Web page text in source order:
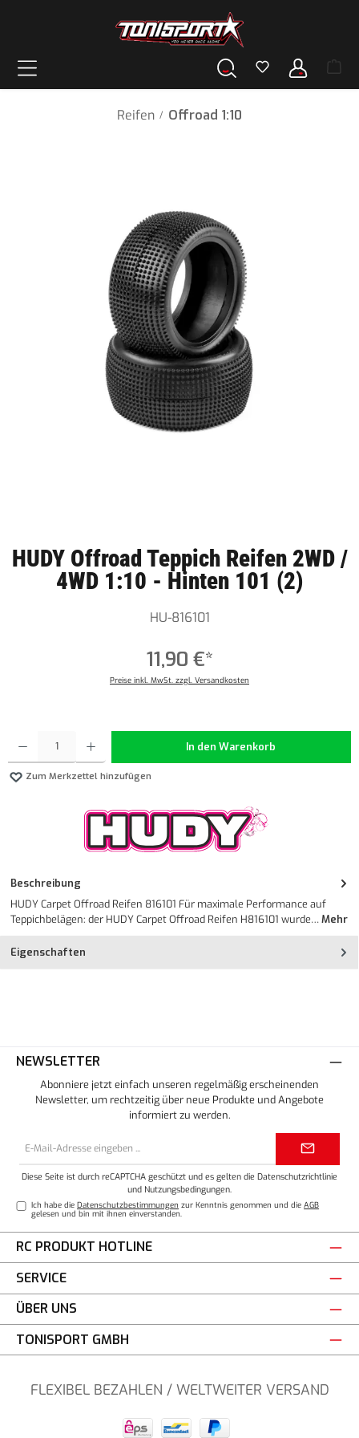
Reifen / Offroad 1:10
HUDY Offroad Teppich Reifen 2WD /
4WD 1:10 - Hinten 101 (2)
HU-816101
11,90 €*
Preise inkl. MwSt. zzgl. Versandkosten
In den Warenkorb
Zum Merkzettel hinzufügen
Beschreibung
HUDY Carpet Offroad Reifen 816101 Für maximale Performance auf
Teppichbelägen: der HUDY Carpet Offroad Reifen H816101 wurde…Mehr
Eigenschaften
NEWSLETTER
Abonniere jetzt einfach unseren regelmäßig erscheinenden
Newsletter, um rechtzeitig über neue Produkte und Angebote
informiert zu werden.
Diese Seite ist durch reCAPTCHA geschützt und es gelten die Datenschutzrichtlinie
und Nutzungsbedingungen.
Ich habe dieDatenschutzbestimmungen zur Kenntnis genommen und dieAGB
gelesen und bin mit ihnen einverstanden.
RC PRODUKT HOTLINE
SERVICE
ÜBER UNS
TONISPORT GMBH
FLEXIBEL BEZAHLEN / WELTWEITER VERSAND